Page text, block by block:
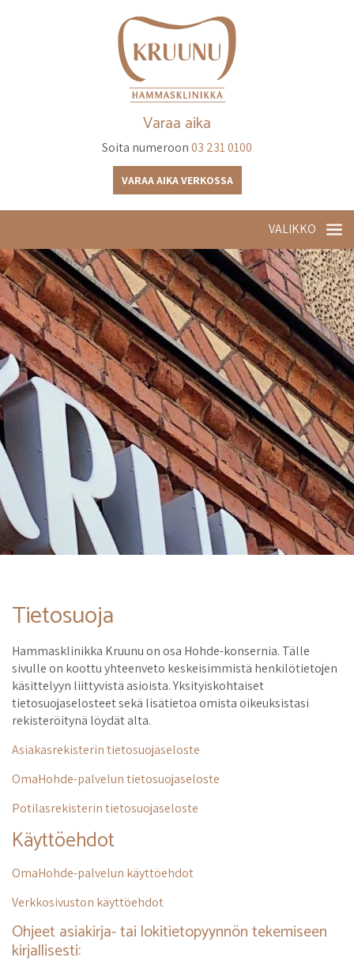
Varaa aika
Soita numeroon03 231 0100
VARAA AIKA VERKOSSA
VALIKKO
Tietosuoja
Hammasklinikka Kruunu on osa Hohde-konsernia. Tälle
sivulle on koottu yhteenveto keskeisimmistä henkilötietojen
käsittelyyn liittyvistä asioista. Yksityiskohtaiset
tietosuojaselosteet sekä lisätietoa omista oikeuksistasi
rekisteröitynä löydät alta.
Asiakasrekisterin tietosuojaseloste
OmaHohde-palvelun tietosuojaseloste
Potilasrekisterin tietosuojaseloste
Käyttöehdot
OmaHohde-palvelun käyttöehdot
Verkkosivuston käyttöehdot
Ohjeet asiakirja- tai lokitietopyynnön tekemiseen
kirjallisesti: